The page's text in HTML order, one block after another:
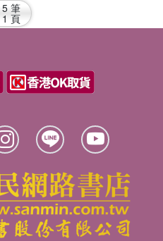
5 筆
1 頁